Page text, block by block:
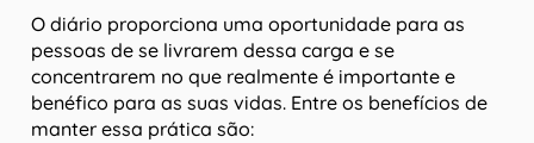
O diário proporciona uma oportunidade para as
pessoas de se livrarem dessa carga e se
concentrarem no que realmente é importante e
benéfico para as suas vidas. Entre os benefícios de
manter essa prática são: